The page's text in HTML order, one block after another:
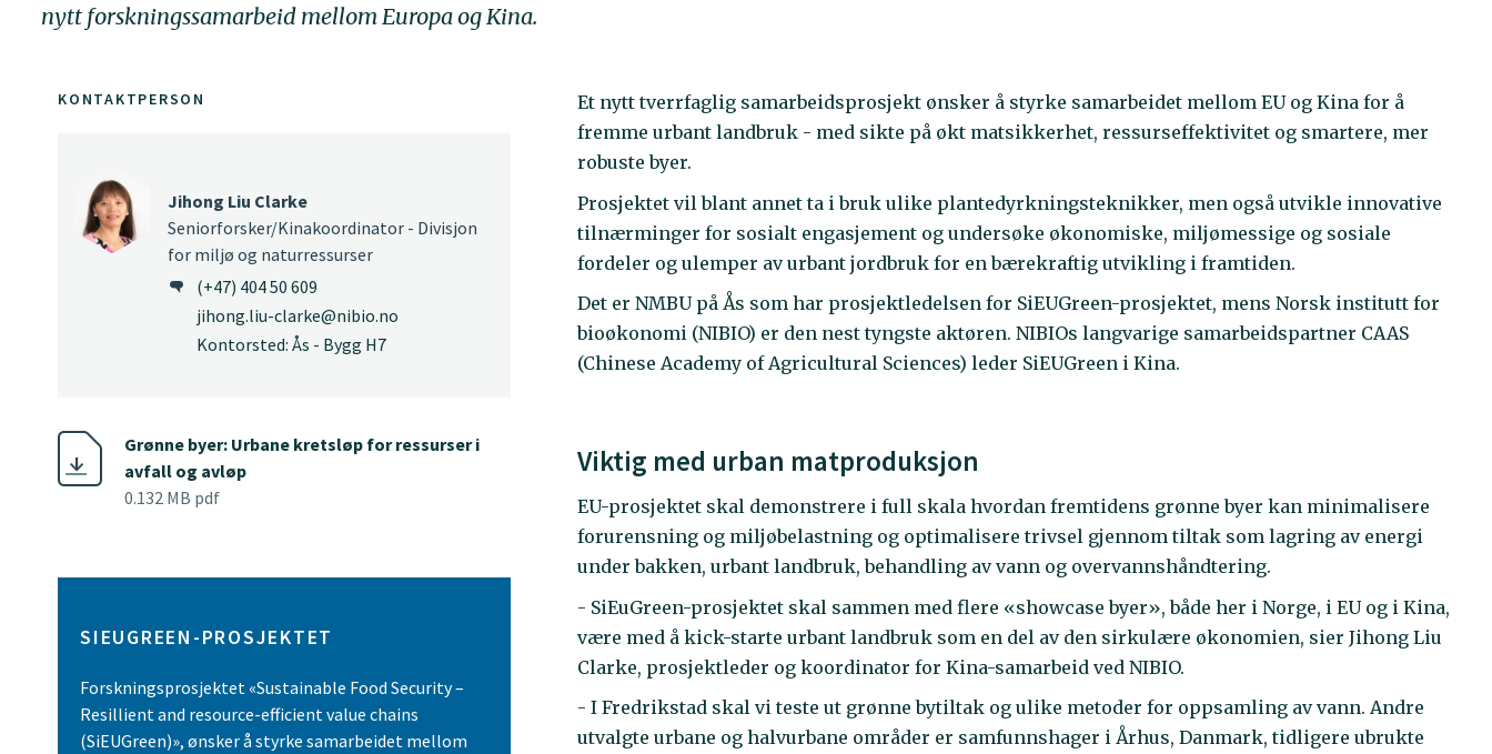
nytt forskningssamarbeid mellom Europa og Kina.
Et nytt tverrfaglig samarbeidsprosjekt ønsker å styrke samarbeidet mellom EU og Kina for å
fremme urbant landbruk - med sikte på økt matsikkerhet, ressurseffektivitet og smartere, mer
robuste byer.
Prosjektet vil blant annet ta i bruk ulike plantedyrkningsteknikker, men også utvikle innovative
tilnærminger for sosialt engasjement og undersøke økonomiske, miljømessige og sosiale
fordeler og ulemper av urbant jordbruk for en bærekraftig utvikling i framtiden.
Det er NMBU på Ås som har prosjektledelsen for SiEUGreen-prosjektet, mens Norsk institutt for
bioøkonomi (NIBIO) er den nest tyngste aktøren. NIBIOs langvarige samarbeidspartner CAAS
(Chinese Academy of Agricultural Sciences) leder SiEUGreen i Kina.
Viktig med urban matproduksjon
EU-prosjektet skal demonstrere i full skala hvordan fremtidens grønne byer kan minimalisere
forurensning og miljøbelastning og optimalisere trivsel gjennom tiltak som lagring av energi
under bakken, urbant landbruk, behandling av vann og overvannshåndtering.
- SiEuGreen-prosjektet skal sammen med flere «showcase byer», både her i Norge, i EU og i Kina,
være med å kick-starte urbant landbruk som en del av den sirkulære økonomien, sier Jihong Liu
Clarke, prosjektleder og koordinator for Kina-samarbeid ved NIBIO.
- I Fredrikstad skal vi teste ut grønne bytiltak og ulike metoder for oppsamling av vann. Andre
utvalgte urbane og halvurbane områder er samfunnshager i Århus, Danmark, tidligere ubrukte
KONTAKTPERSON
Jihong Liu Clarke
Seniorforsker/Kinakoordinator - Divisjon
for miljø og naturressurser
(+47) 404 50 609
jihong.liu-clarke@nibio.no
Kontorsted: Ås - Bygg H7
Grønne byer: Urbane kretsløp for ressurser i
avfall og avløp
0.132 MB pdf
SIEUGREEN-PROSJEKTET
Forskningsprosjektet «Sustainable Food Security –
Resillient and resource-efficient value chains
(SiEUGreen)», ønsker å styrke samarbeidet mellom